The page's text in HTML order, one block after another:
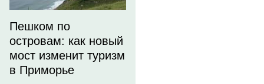
Пешком по
островам: как новый
мост изменит туризм
в Приморье